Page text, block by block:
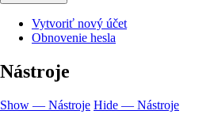
Vytvoriť nový účet
Obnovenie hesla
Nástroje
Show — Nástroje Hide — Nástroje